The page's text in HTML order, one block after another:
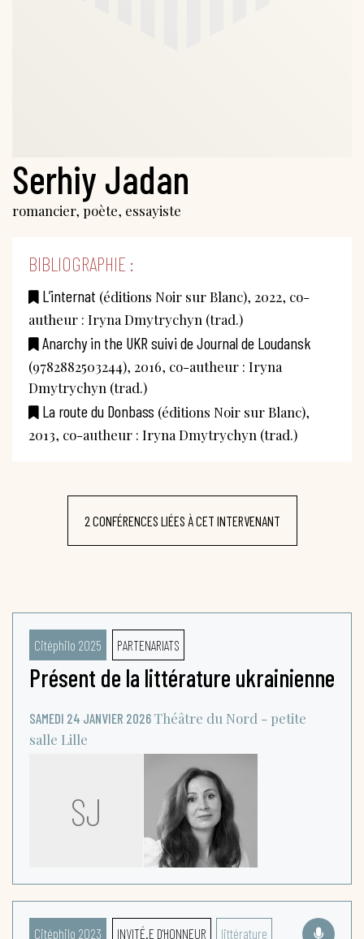
Serhiy Jadan
romancier, poète, essayiste
BIBLIOGRAPHIE :
L’internat (éditions Noir sur Blanc), 2022, co-
autheur : Iryna Dmytrychyn (trad.)
Anarchy in the UKR suivi de Journal de Loudansk
(9782882503244), 2016, co-autheur : Iryna
Dmytrychyn (trad.)
La route du Donbass (éditions Noir sur Blanc),
2013, co-autheur : Iryna Dmytrychyn (trad.)
2 CONFÉRENCES LIÉES À CET INTERVENANT
Citéphilo 2025 PARTENARIATS
Présent de la littérature ukrainienne
SAMEDI 24 JANVIER 2026 Théâtre du Nord - petite
salle Lille
SJ
Citéphilo 2023 INVITÉ.E D'HONNEUR littérature